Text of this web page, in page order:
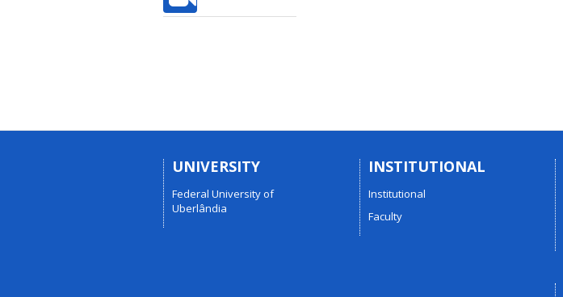
UNIVERSITY
Federal University of
Uberlândia
INSTITUTIONAL
Institutional
Faculty